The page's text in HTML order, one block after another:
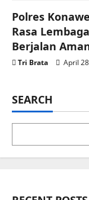
Polres
Rasa
Berjalan
Tri Brata April
SEARCH